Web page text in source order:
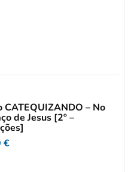
CATEQUIZANDO – No
de Jesus [2º –
€